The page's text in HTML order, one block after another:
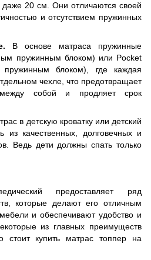
даже 20 см. Они отличаются своей
и отсутствием пружинных
В основе матраса пружинные
пружинным блоком) или Pocket
блоком), где каждая
чехле, что предотвращает
собой и продляет срок
в детскую кроватку или детский
из качественных, долговечных и
Ведь дети должны спать только
предоставляет ряд
которые делают его отличным
и обеспечивают удобство и
из главных преимуществ
стоит купить матрас топпер на